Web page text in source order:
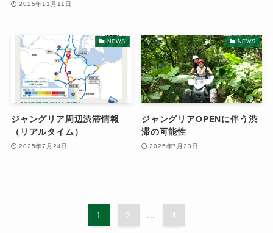
2025年11月11日
NEWS
ジャングリア周辺渋滞情報
（リアルタイム）
2025年7月24日
NEWS
ジャングリアOPENに伴う渋
滞の可能性
2025年7月23日
1 2 ... 4